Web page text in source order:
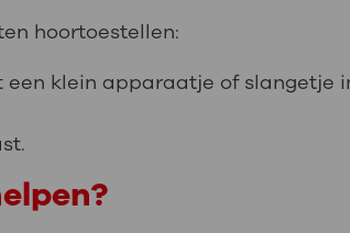
hoortoestellen:
klein apparaatje of slangetje